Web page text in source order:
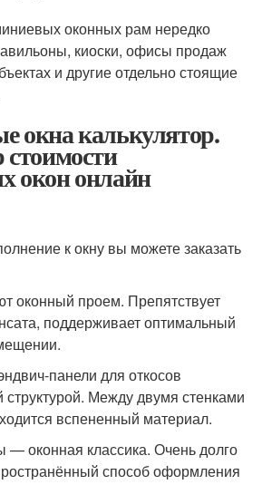
оконных рам нередко
киоски, офисы продаж
и другие отдельно стоящие
окна калькулятор.
окон онлайн
к окну вы можете заказать
оконный проем. Препятствует
поддерживает оптимальный
панели для откосов
структурой. Между двумя стенками
вспененный материал.
— оконная классика. Очень долго
способ оформления